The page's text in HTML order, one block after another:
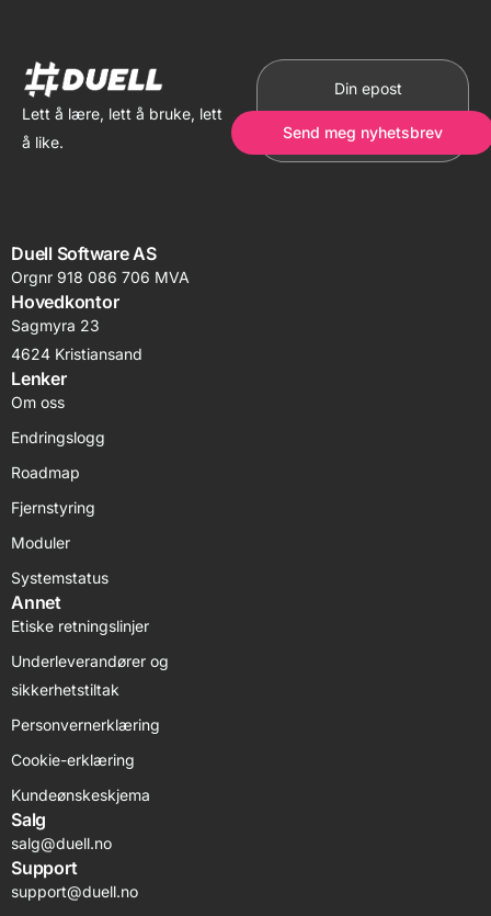
Lett å lære, lett å bruke, lett
å like.
Send meg nyhetsbrev
Duell Software AS
Orgnr 918 086 706 MVA
Hovedkontor
Sagmyra 23
4624 Kristiansand
Lenker
Om oss
Endringslogg
Roadmap
Fjernstyring
Moduler
Systemstatus
Annet
Etiske retningslinjer
Underleverandører og
sikkerhetstiltak
Personvernerklæring
Cookie-erklæring
Kundeønskeskjema
Salg
salg@duell.no
Support
support@duell.no